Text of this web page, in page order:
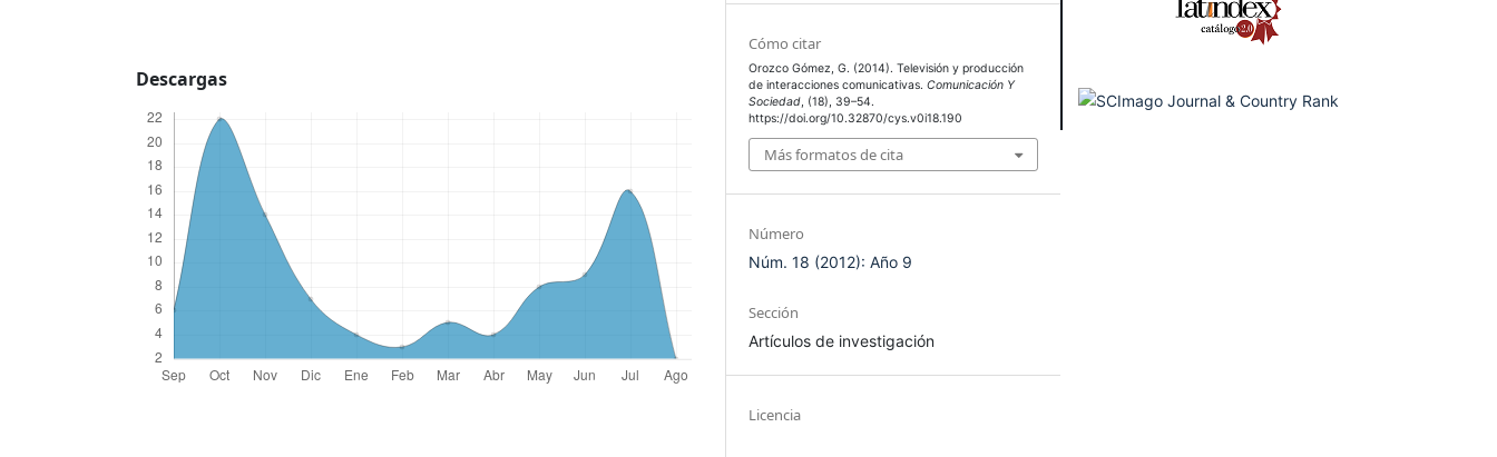
Descargas
Cómo citar
Orozco Gómez, G. (2014). Televisión y producción
de interacciones comunicativas.Comunicación Y
Sociedad, (18), 39–54.
https://doi.org/10.32870/cys.v0i18.190
Más formatos de cita
Número
Núm. 18 (2012): Año 9
Sección
Artículos de investigación
Licencia